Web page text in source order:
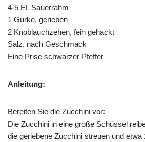
4-5 EL Sauerrahm
1 Gurke, gerieben
2 Knoblauchzehen, fein gehackt
Salz, nach Geschmack
Eine Prise schwarzer Pfeffer
Anleitung:
Bereiten Sie die Zucchini vor:
Die Zucchini in eine große Schüssel
die geriebene Zucchini streuen und etwa